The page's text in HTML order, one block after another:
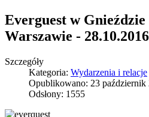
Everguest w
Warszawie - 28.10.2016
Szczegóły
Kategoria: Wydarzenia i relacje
Opublikowano: 23 październik
Odsłony: 1555